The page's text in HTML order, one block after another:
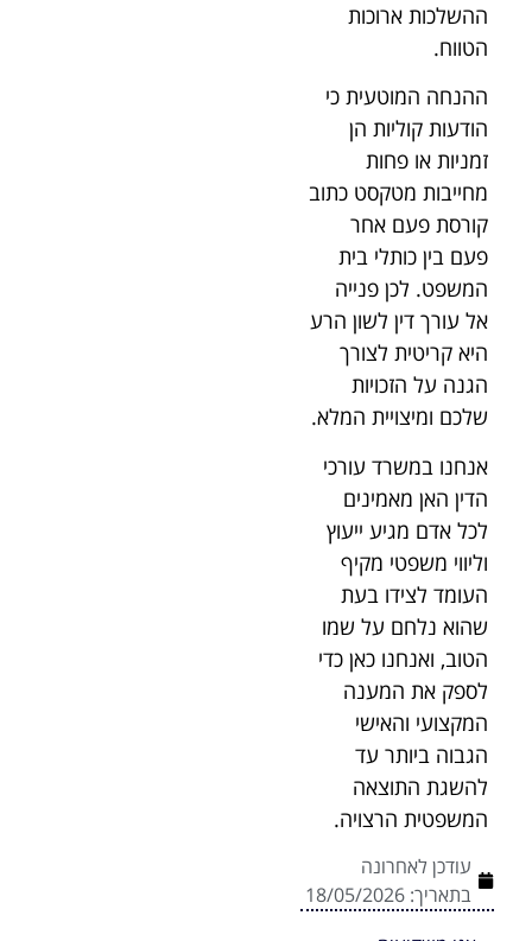
ההשלכות ארוכות
הטווח.
ההנחה המוטעית כי
הודעות קוליות הן
זמניות או פחות
מחייבות מטקסט כתוב
קורסת פעם אחר
פעם בין כותלי בית
המשפט. לכן פנייה
אל עורך דין לשון הרע
היא קריטית לצורך
הגנה על הזכויות
שלכם ומיצויית המלא.
אנחנו במשרד עורכי
הדין האן מאמינים
לכל אדם מגיע ייעוץ
וליווי משפטי מקיף
העומד לצידו בעת
שהוא נלחם על שמו
הטוב, ואנחנו כאן כדי
לספק את המענה
המקצועי והאישי
הגבוה ביותר עד
להשגת התוצאה
המשפטית הרצויה.
עודכן לאחרונה
בתאריך: 18/05/2026